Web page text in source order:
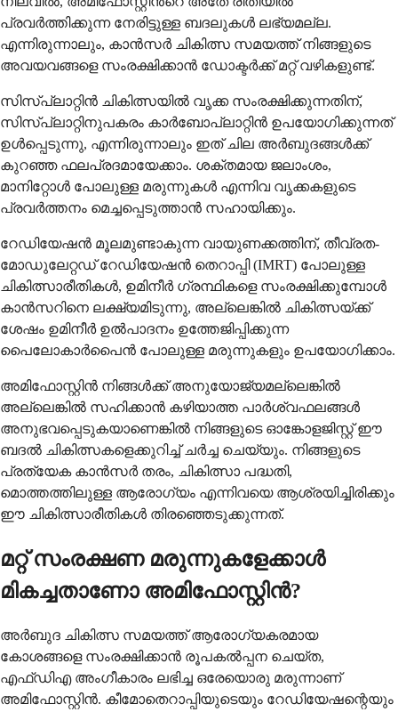
പ്രവർത്തിക്കുന്ന നേരിട്ടുള്ള ബദലുകൾ ലഭ്യമല്ല.
എന്നിരുന്നാലും, കാൻസർ ചികിത്സ സമയത്ത് നിങ്ങളുടെ
അവയവങ്ങളെ സംരക്ഷിക്കാൻ ഡോക്ടർക്ക് മറ്റ് വഴികളുണ്ട്.
സിസ്പ്ലാറ്റിൻ ചികിത്സയിൽ വൃക്ക സംരക്ഷിക്കുന്നതിന്,
സിസ്പ്ലാറ്റിനുപകരം കാർബോപ്ലാറ്റിൻ ഉപയോഗിക്കുന്നത്
ഉൾപ്പെടുന്നു, എന്നിരുന്നാലും ഇത് ചില അർബുദങ്ങൾക്ക്
കുറഞ്ഞ ഫലപ്രദമായേക്കാം. ശക്തമായ ജലാംശം,
മാനിറ്റോൾ പോലുള്ള മരുന്നുകൾ എന്നിവ വൃക്കകളുടെ
പ്രവർത്തനം മെച്ചപ്പെടുത്താൻ സഹായിക്കും.
റേഡിയേഷൻ മൂലമുണ്ടാകുന്ന വായുണക്കത്തിന്, തീവ്രത-
മോഡുലേറ്റഡ് റേഡിയേഷൻ തെറാപ്പി (IMRT) പോലുള്ള
ചികിത്സാരീതികൾ, ഉമിനീർ ഗ്രന്ഥികളെ സംരക്ഷിക്കുമ്പോൾ
കാൻസറിനെ ലക്ഷ്യമിടുന്നു, അല്ലെങ്കിൽ ചികിത്സയ്ക്ക്
ശേഷം ഉമിനീർ ഉൽപാദനം ഉത്തേജിപ്പിക്കുന്ന
പൈലോകാർപൈൻ പോലുള്ള മരുന്നുകളും ഉപയോഗിക്കാം.
അമിഫോസ്റ്റിൻ നിങ്ങൾക്ക് അനുയോജ്യമല്ലെങ്കിൽ
അല്ലെങ്കിൽ സഹിക്കാൻ കഴിയാത്ത പാർശ്വഫലങ്ങൾ
അനുഭവപ്പെടുകയാണെങ്കിൽ നിങ്ങളുടെ ഓങ്കോളജിസ്റ്റ് ഈ
ബദൽ ചികിത്സകളെക്കുറിച്ച് ചർച്ച ചെയ്യും. നിങ്ങളുടെ
പ്രത്യേക കാൻസർ തരം, ചികിത്സാ പദ്ധതി,
മൊത്തത്തിലുള്ള ആരോഗ്യം എന്നിവയെ ആശ്രയിച്ചിരിക്കും
ഈ ചികിത്സാരീതികൾ തിരഞ്ഞെടുക്കുന്നത്.
മറ്റ് സംരക്ഷണ മരുന്നുകളേക്കാൾ
മികച്ചതാണോ അമിഫോസ്റ്റിൻ?
അർബുദ ചികിത്സ സമയത്ത് ആരോഗ്യകരമായ
കോശങ്ങളെ സംരക്ഷിക്കാൻ രൂപകൽപ്പന ചെയ്ത,
എഫ്‌ഡി‌എ അംഗീകാരം ലഭിച്ച ഒരേയൊരു മരുന്നാണ്
അമിഫോസ്റ്റിൻ. കീമോതെറാപ്പിയുടെയും റേഡിയേഷന്റെയും